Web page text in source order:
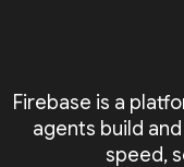
Firebase is a
agents build
speed,